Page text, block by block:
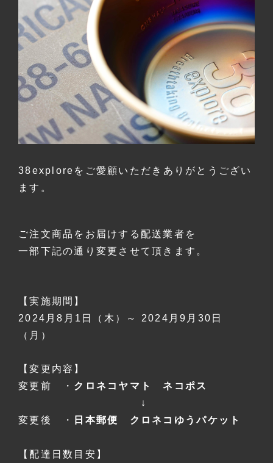
38exploreをご愛顧いただきありがとうござい
ます。
ご注文商品をお届けする配送業者を
一部下記の通り変更させて頂きます。
【実施期間】
2024月8月1日（木）～ 2024月9月30日
（月）
【変更内容】
変更前 ・ クロネコヤマト ネコポス
↓
変更後 ・
日本郵便 クロネコゆうパケット
【配達日数目安】